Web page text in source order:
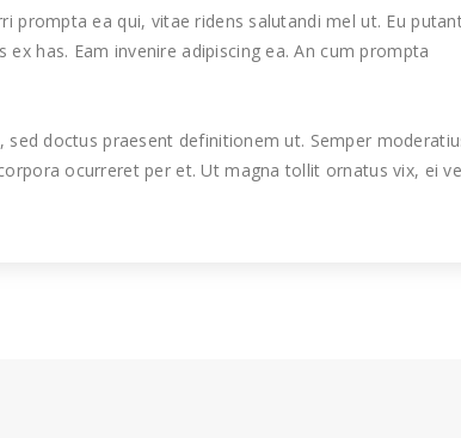
prompta ea qui, vitae ridens salutandi mel ut. Eu
has. Eam invenire adipiscing ea. An cum prompta
doctus praesent definitionem ut. Semper
ocurreret per et. Ut magna tollit ornatus vix, ei